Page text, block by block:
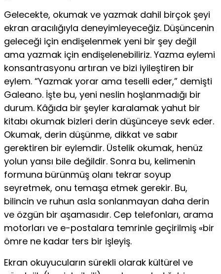
Gelecekte, okumak ve yazmak dahil birçok şeyi
ekran aracılığıyla deneyimleyeceğiz. Düşüncenin
geleceği için endişelenmek yeni bir şey değil
ama yazmak için en­dişelenebiliriz. Yazma eylemi
konsantrasyonu artıran ve bizi iyileştiren bir
eylem. “Yazmak yorar ama tesel­li eder,” demişti
Galeano. İşte bu, yeni neslin hoşlan­madığı bir
durum. Kâğıda bir şeyler karalamak yahut bir
kitabı okumak bizleri derin düşünceye sevk eder.
Okumak, derin düşünme, dikkat ve sabır
gerektiren bir eylemdir. Üstelik okumak, henüz
yolun yansı bile değildir. Sonra bu, kelimenin
formuna bürünmüş ola­nı tekrar soyup
seyretmek, onu temaşa etmek gerekir. Bu,
bilincin ve ruhun asla sonlanmayan daha derin
ve özgün bir aşamasıdır. Cep telefonları, arama
motorları ve e-postalara temrinle geçirilmiş «bir
ömre ne kadar ters bir işleyiş.
Ekran okuyucuların sürekli olarak kültürel ve